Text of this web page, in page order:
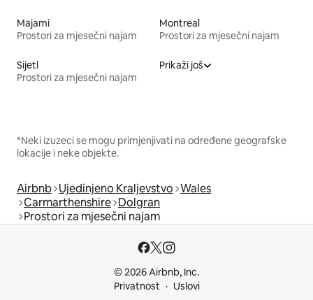
Majami
Prostori za mjesečni najam
Montreal
Prostori za mjesečni najam
Sijetl
Prostori za mjesečni najam
Prikaži još
*Neki izuzeci se mogu primjenjivati na određene geografske
lokacije i neke objekte.
Airbnb Ujedinjeno Kraljevstvo Wales
Carmarthenshire Dolgran
Prostori za mjesečni najam
© 2026 Airbnb, Inc.
Privatnost
Uslovi